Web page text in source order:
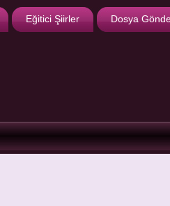
Eğitici Şiirler Dosya